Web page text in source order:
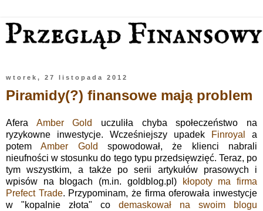
wtorek, 27 listopada 2012
Piramidy(?) finansowe mają problem
Afera Amber Gold
uczuliła chyba społeczeństwo na
ryzykowne inwestycje. Wcześniejszy upadek
Finroyal
a
potemAmber Gold spowodował, że klienci nabrali
nieufności w stosunku do tego typu przedsięwzięć. Teraz, po
tym wszystkim, a także po serii artykułów prasowych i
wpisów na blogach (m.in. goldblog.pl)
kłopoty ma firma
Prefect Trade. Przypominam, że firma oferowała inwestycje
w "kopalnie złota" co demaskował na swoim blogu